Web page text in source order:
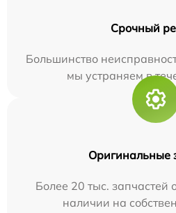
Срочный
Большинство
мы устраняем в
Оригинальные
Более 20 тыс. запчастей
наличии на